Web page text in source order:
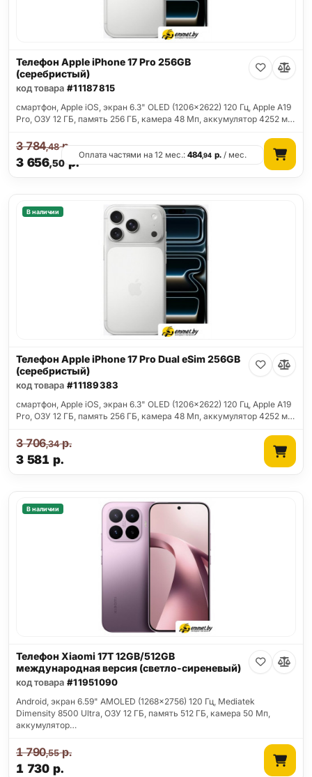
Телефон Apple iPhone 17 Pro 256GB
(серебристый)
код товара #11187815
смартфон, Apple iOS, экран 6.3" OLED (1206x2622) 120 Гц, Apple A19
Pro, ОЗУ 12 ГБ, память 256 ГБ, камера 48 Мп, аккумулятор 4252 м…
3 656,50 р.
3 784,48р.
Оплата частями на 12 мес.:484,94 р./ мес.
В наличии
Телефон Apple iPhone 17 Pro Dual eSim 256GB
(серебристый)
код товара #11189383
смартфон, Apple iOS, экран 6.3" OLED (1206x2622) 120 Гц, Apple A19
Pro, ОЗУ 12 ГБ, память 256 ГБ, камера 48 Мп, аккумулятор 4252 м…
3 581 р.
3 706,34р.
В наличии
Телефон Xiaomi 17T 12GB/512GB
международная версия (светло-сиреневый)
код товара #11951090
Android, экран 6.59" AMOLED (1268x2756) 120 Гц, Mediatek
Dimensity 8500 Ultra, ОЗУ 12 ГБ, память 512 ГБ, камера 50 Мп,
аккумулятор…
1 730 р.
1 790,55р.